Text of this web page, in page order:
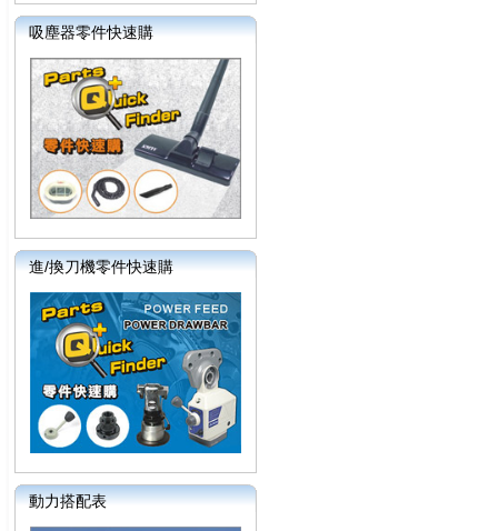
吸塵器零件快速購
進/換刀機零件快速購
動力搭配表